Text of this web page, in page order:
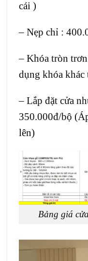
cái )
– Nẹp chỉ :
– Khóa tròn
dụng khóa khác
– Lắp đặt cửa
350.000đ/bộ
lên)
Bảng giá